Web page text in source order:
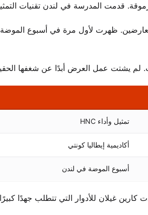
قدمت المدرسة في لندن تقنيات
لم يشتت عمل العرض أبدًا عن شغفها
تمثيل وأداء HNC
أكاديمية إيطاليا كونتي
أسبوع الموضة في لندن
كارين غيلان للأدوار التي تتطلب جهدًا